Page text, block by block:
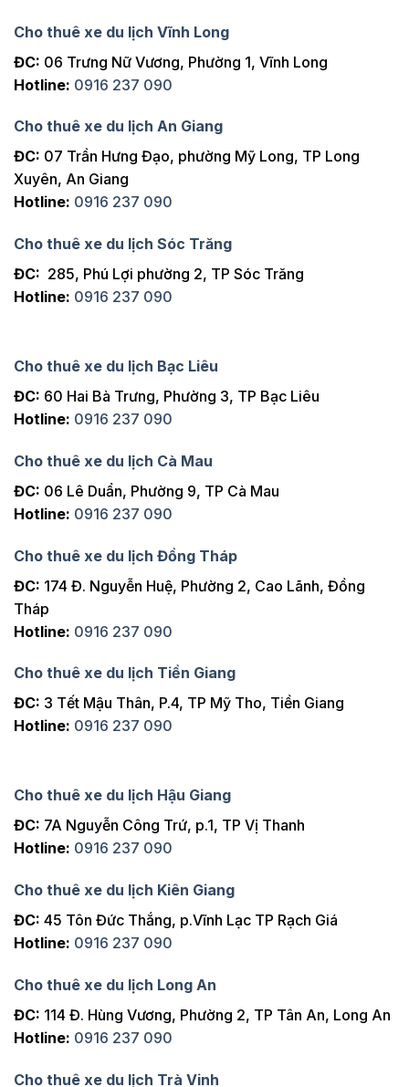
Cho thuê xe du lịch Vĩnh Long
ĐC: 06 Trưng Nữ Vương, Phường 1, Vĩnh Long
Hotline: 0916 237 090
Cho thuê xe du lịch An Giang
ĐC: 07 Trần Hưng Đạo, phường Mỹ Long, TP Long
Xuyên, An Giang
Hotline: 0916 237 090
Cho thuê xe du lịch Sóc Trăng
ĐC: 285, Phú Lợi phường 2, TP Sóc Trăng
Hotline: 0916 237 090
Cho thuê xe du lịch Bạc Liêu
ĐC: 60 Hai Bà Trưng, Phường 3, TP Bạc Liêu
Hotline: 0916 237 090
Cho thuê xe du lịch Cà Mau
ĐC: 06 Lê Duẩn, Phường 9, TP Cà Mau
Hotline: 0916 237 090
Cho thuê xe du lịch Đồng Tháp
ĐC: 174 Đ. Nguyễn Huệ, Phường 2, Cao Lãnh, Đồng
Tháp
Hotline: 0916 237 090
Cho thuê xe du lịch Tiền Giang
ĐC: 3 Tết Mậu Thân, P.4, TP Mỹ Tho, Tiền Giang
Hotline: 0916 237 090
Cho thuê xe du lịch Hậu Giang
ĐC: 7A Nguyễn Công Trứ, p.1, TP Vị Thanh
Hotline: 0916 237 090
Cho thuê xe du lịch Kiên Giang
ĐC: 45 Tôn Đức Thắng, p.Vĩnh Lạc TP Rạch Giá
Hotline: 0916 237 090
Cho thuê xe du lịch Long An
ĐC: 114 Đ. Hùng Vương, Phường 2, TP Tân An, Long An
Hotline: 0916 237 090
Cho thuê xe du lịch Trà Vinh